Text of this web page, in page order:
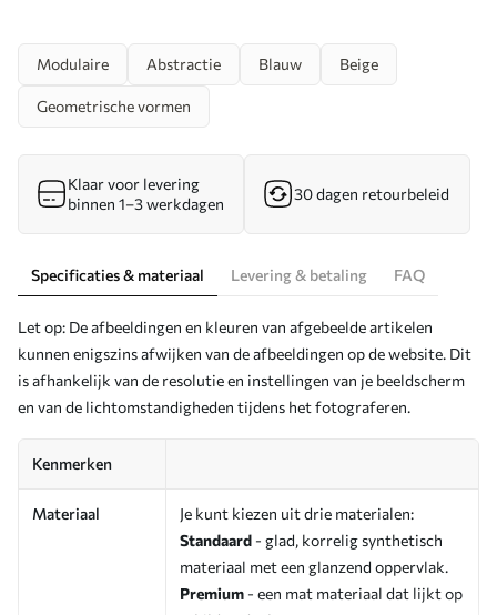
Modulaire Abstractie Blauw Beige
Geometrische vormen
Klaar voor levering
binnen 1–3 werkdagen
30 dagen retourbeleid
Specificaties & materiaal Levering & betaling FAQ
Let op: De afbeeldingen en kleuren van afgebeelde artikelen
kunnen enigszins afwijken van de afbeeldingen op de website. Dit
is afhankelijk van de resolutie en instellingen van je beeldscherm
en van de lichtomstandigheden tijdens het fotograferen.
Kenmerken
Materiaal
Je kunt kiezen uit drie materialen:
Standaard - glad, korrelig synthetisch
materiaal met een glanzend oppervlak.
Premium - een mat materiaal dat lijkt op